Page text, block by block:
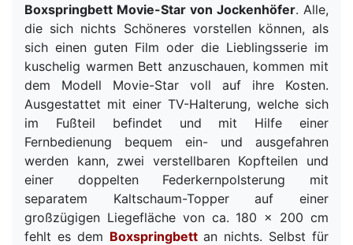
Boxspringbett Movie-Star von Jockenhöfer. Alle,
die sich nichts Schöneres vorstellen können, als
sich einen guten Film oder die Lieblingsserie im
kuschelig warmen Bett anzuschauen, kommen mit
dem Modell Movie-Star voll auf ihre Kosten.
Ausgestattet mit einer TV-Halterung, welche sich
im Fußteil befindet und mit Hilfe einer
Fernbedienung bequem ein- und ausgefahren
werden kann, zwei verstellbaren Kopfteilen und
einer doppelten Federkernpolsterung mit
separatem Kaltschaum-Topper auf einer
großzügigen Liegefläche von ca. 180 x 200 cm
fehlt es dem Boxspringbettan nichts. Selbst für